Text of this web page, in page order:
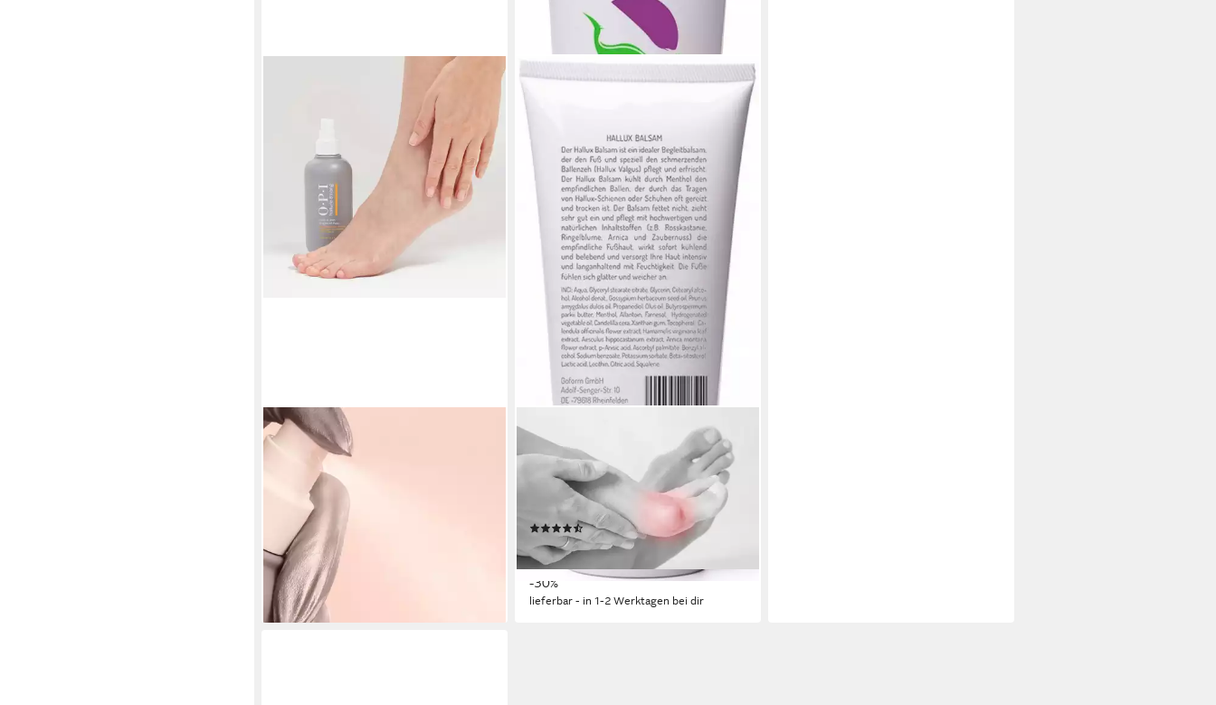
OPI
Hornhautbalsam Soft & Gone Callus
Softener
29,99 €
(119,96 €/ 1 l)
lieferbar - in 1-2 Werktagen bei dir
Fußcreme Hallux Balsam mit
natürlichen Inhaltsstoffen, pflegt und
erfrischt, wirkt kühlend, fettet nicht,
für den schmerzenden Ballenzeh
(17)
10,53 € UVP14,95 €
(105,30 €/ 1 l)
-30%
lieferbar - in 1-2 Werktagen bei dir